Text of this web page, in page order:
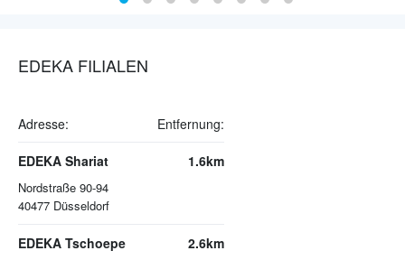
EDEKA FILIALEN
Adresse: Entfernung:
EDEKA Shariat
Nordstraße 90-94
40477 Düsseldorf
1.6km
EDEKA Tschoepe 2.6km